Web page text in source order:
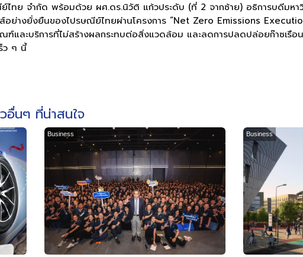
ทย จำกัด พร้อมด้วย ผศ.ดร.นิวัติ แก้วประดับ (ที่ 2 จากซ้าย) อธิการบดีมหา
อย่างยั่งยืนของไปรษณีย์ไทยผ่านโครงการ “Net Zero Emissions
ละบริการที่ไม่สร้างผลกระทบต่อสิ่งแวดล้อม และลดการปลดปล่อยก๊าซเรือ
ว ๆ นี้
อื่นๆ ที่น่าสนใจ
Business Business